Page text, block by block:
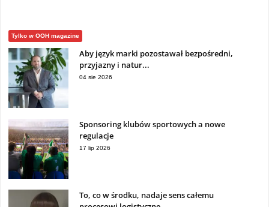
Tylko w OOH magazine
Aby język marki pozostawał bezpośredni,
przyjazny i natur...
04 sie 2026
Sponsoring klubów sportowych a nowe
regulacje
17 lip 2026
To, co w środku, nadaje sens całemu